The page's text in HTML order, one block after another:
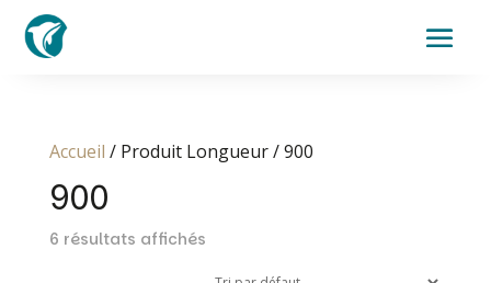
Accueil / Produit Longueur / 900
900
6 résultats affichés